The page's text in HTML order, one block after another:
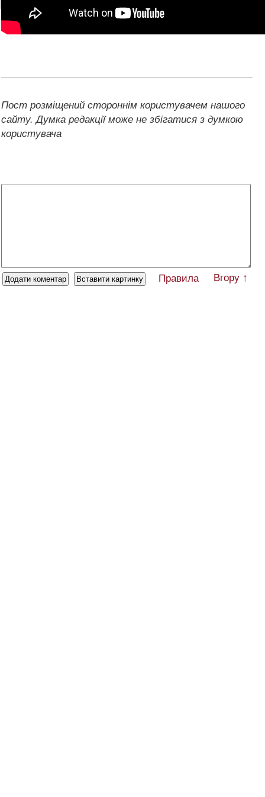
Пост розміщений стороннім користувачем нашого
сайту. Думка редакції може не збігатися з думкою
користувача
Правила Вгору ↑